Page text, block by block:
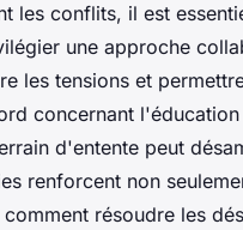
les conflits, il est
une approche
les tensions et
concernant
d'entente peut
renforcent non
résoudre les